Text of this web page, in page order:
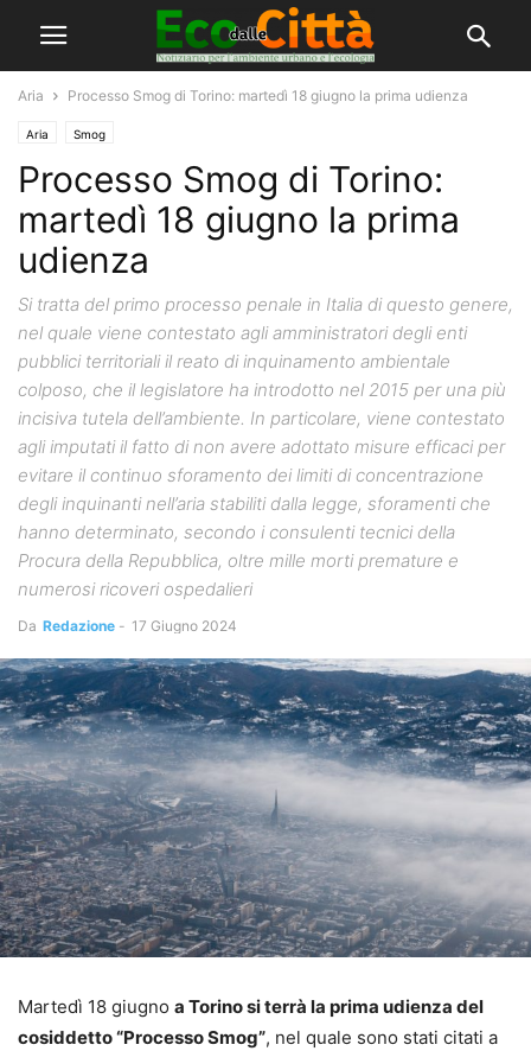
Aria Processo Smog di Torino: martedì 18 giugno la prima udienza
Aria Smog
Processo Smog di Torino:
martedì 18 giugno la prima
udienza
Si tratta del primo processo penale in Italia di questo genere,
nel quale viene contestato agli amministratori degli enti
pubblici territoriali il reato di inquinamento ambientale
colposo, che il legislatore ha introdotto nel 2015 per una più
incisiva tutela dell’ambiente. In particolare, viene contestato
agli imputati il fatto di non avere adottato misure efficaci per
evitare il continuo sforamento dei limiti di concentrazione
degli inquinanti nell’aria stabiliti dalla legge, sforamenti che
hanno determinato, secondo i consulenti tecnici della
Procura della Repubblica, oltre mille morti premature e
numerosi ricoveri ospedalieri
Da Redazione - 17 Giugno 2024
Martedì 18 giugno a Torino si terrà la prima udienza del
cosiddetto “Processo Smog”, nel quale sono stati citati a